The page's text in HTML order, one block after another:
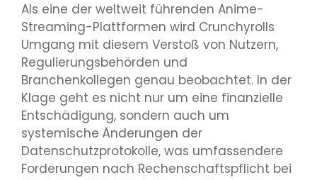
Als eine der weltweit führenden Anime-
Streaming-Plattformen wird Crunchyrolls
Umgang mit diesem Verstoß von Nutzern,
Regulierungsbehörden und
Branchenkollegen genau beobachtet. In der
Klage geht es nicht nur um eine finanzielle
Entschädigung, sondern auch um
systemische Änderungen der
Datenschutzprotokolle, was umfassendere
Forderungen nach Rechenschaftspflicht bei